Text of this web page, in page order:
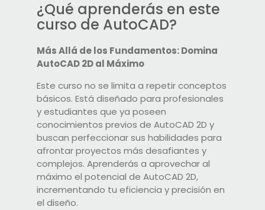
¿Qué aprenderás en este
curso de AutoCAD?
Más Allá de los Fundamentos: Domina
AutoCAD 2D al Máximo
Este curso no se limita a repetir conceptos
básicos. Está diseñado para profesionales
y estudiantes que ya poseen
conocimientos previos de AutoCAD 2D y
buscan perfeccionar sus habilidades para
afrontar proyectos más desafiantes y
complejos. Aprenderás a aprovechar al
máximo el potencial de AutoCAD 2D,
incrementando tu eficiencia y precisión en
el diseño.